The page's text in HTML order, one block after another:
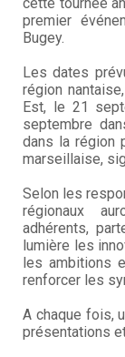
premier
Bugey.
Les dates
région
Est, le 21
septembre
dans la région
marseillaise,
Selon les
régionaux
adhérents,
lumière les
les ambitions
renforcer les
A chaque fois,
présentations